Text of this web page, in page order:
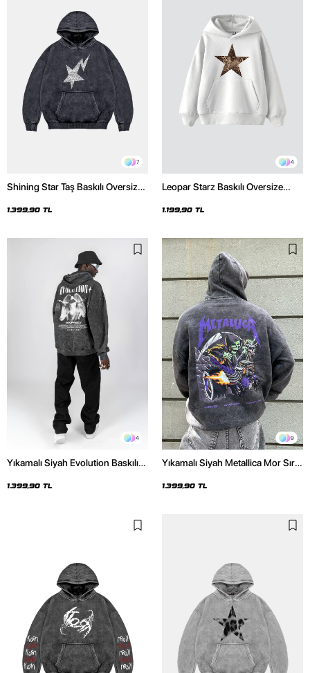
7
Shining Star Taş Baskılı Oversize
Hoodie
1.399,90 TL
4
Leopar Starz Baskılı Oversize
1.199,90 TL
4
Yıkamalı Siyah Evolution Baskılı
Hoodie
1.399,90 TL
9
Yıkamalı Siyah Metallica Mor Sırt
Hoodie
1.399,90 TL